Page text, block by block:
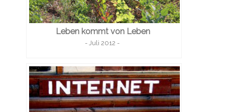
Leben kommt von Leben
- Juli 2012 -